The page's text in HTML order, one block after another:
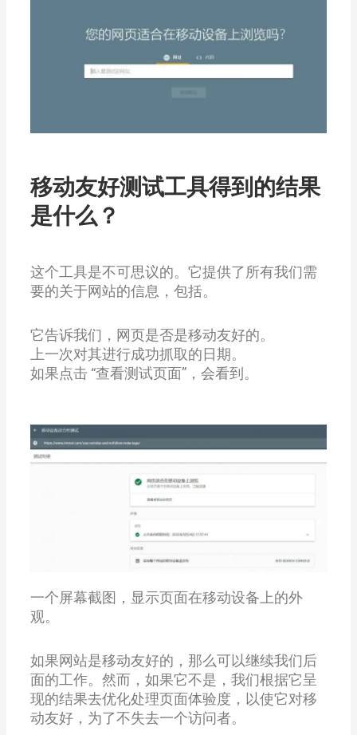
移动友好测试工具得到的结果
是什么？
这个工具是不可思议的。它提供了所有我们需
要的关于网站的信息，包括。
它告诉我们，网页是否是移动友好的。
上一次对其进行成功抓取的日期。
如果点击 “查看测试页面”，会看到。
一个屏幕截图，显示页面在移动设备上的外
观。
如果网站是移动友好的，那么可以继续我们后
面的工作。然而，如果它不是，我们根据它呈
现的结果去优化处理页面体验度，以使它对移
动友好，为了不失去一个访问者。